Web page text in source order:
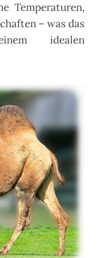
Temperaturen,
– was das
idealen